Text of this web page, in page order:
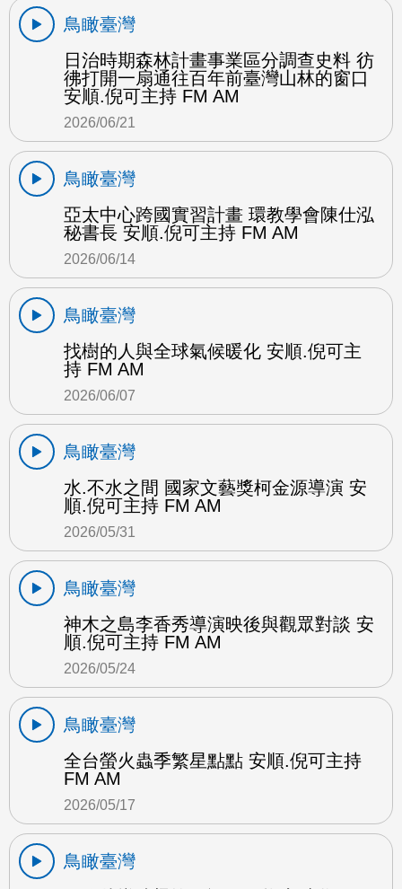
鳥瞰臺灣
日治時期森林計畫事業區分調查史料 彷
彿打開一扇通往百年前臺灣山林的窗口
安順.倪可主持 FM AM
2026/06/21
鳥瞰臺灣
亞太中心跨國實習計畫 環教學會陳仕泓
秘書長 安順.倪可主持 FM AM
2026/06/14
鳥瞰臺灣
找樹的人與全球氣候暖化 安順.倪可主
持 FM AM
2026/06/07
鳥瞰臺灣
水.不水之間 國家文藝獎柯金源導演 安
順.倪可主持 FM AM
2026/05/31
鳥瞰臺灣
神木之島李香秀導演映後與觀眾對談 安
順.倪可主持 FM AM
2026/05/24
鳥瞰臺灣
全台螢火蟲季繁星點點 安順.倪可主持
FM AM
2026/05/17
鳥瞰臺灣